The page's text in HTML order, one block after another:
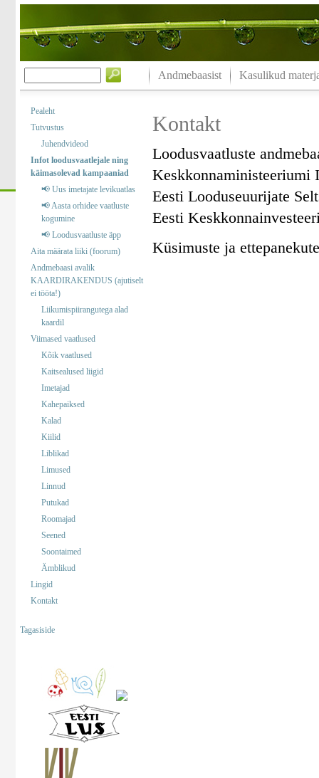
Andmebaasist Kasulikud
Pealeht
Tutvustus
Juhendvideod
Infot loodusvaatlejale ning
käimasolevad kampaaniad
📢 Uus imetajate levikuatlas
📢 Aasta orhidee vaatluste
kogumine
📢 Loodusvaatluste äpp
Aita määrata liiki (foorum)
Andmebaasi avalik
KAARDIRAKENDUS (ajutiselt
ei tööta!)
Liikumispiirangutega alad
kaardil
Viimased vaatlused
Kõik vaatlused
Kaitsealused liigid
Imetajad
Kahepaiksed
Kalad
Kiilid
Liblikad
Limused
Linnud
Putukad
Roomajad
Seened
Soontaimed
Ämblikud
Lingid
Kontakt
Tagasiside
Kontakt
Loodusvaatluste
Keskkonnaministeeriumi
Eesti Looduseuurijate
Eesti
Küsimuste ja